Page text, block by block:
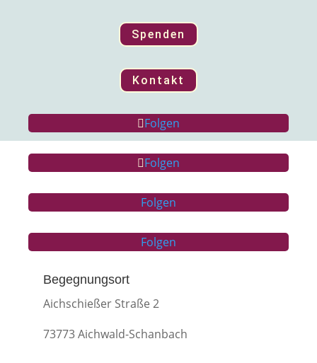
Spenden
Kontakt
Folgen
Folgen
Folgen
Folgen
Begegnungsort
Aichschießer Straße 2
73773 Aichwald-Schanbach